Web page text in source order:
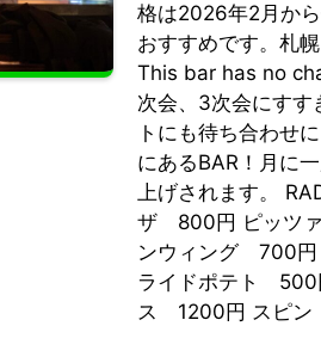
格は2026年2月か
おすすめです。札
This bar has no
次会、3次会にすす
トにも待ち合わせ
にあるBAR！月に
上げされます。
ザ 800円 ピッツ
ンウィング 700円
ライドポテト 500
ス 1200円 スピン